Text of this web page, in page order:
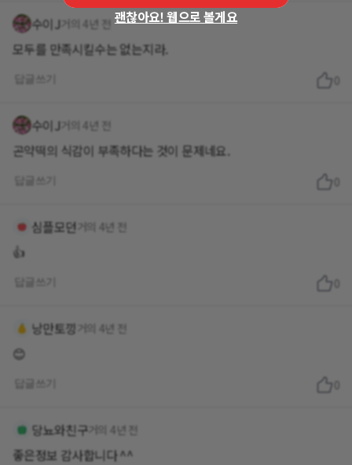
수이J 거의 4년 전
모두를 만족시킬수는 없는지라.
답글쓰기
수이J 거의 4년 전
곤약떡의 식감이 부족하다는 것이 문제네요.
답글쓰기
심플모던 거의 4년 전
👍
답글쓰기
낭만토낑 거의 4년 전
😊
답글쓰기
당뇨와친구 거의 4년 전
좋은정보 감사합니다 ^^
괜찮아요! 웹으로 볼게요